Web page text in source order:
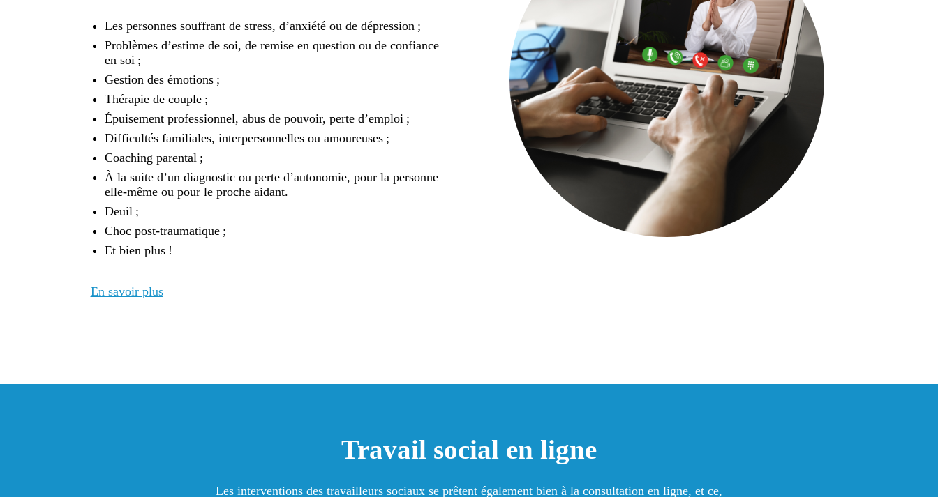
Les personnes souffrant de stress, d’anxiété ou de dépression ;
Problèmes d’estime de soi, de remise en question ou de confiance
en soi ;
Gestion des émotions ;
Thérapie de couple ;
Épuisement professionnel, abus de pouvoir, perte d’emploi ;
Difficultés familiales, interpersonnelles ou amoureuses ;
Coaching parental ;
À la suite d’un diagnostic ou perte d’autonomie, pour la personne
elle-même ou pour le proche aidant.
Deuil ;
Choc post-traumatique ;
Et bien plus !
En savoir plus
Travail social en ligne
Les interventions des travailleurs sociaux se prêtent également bien à la consultation en ligne, et ce,